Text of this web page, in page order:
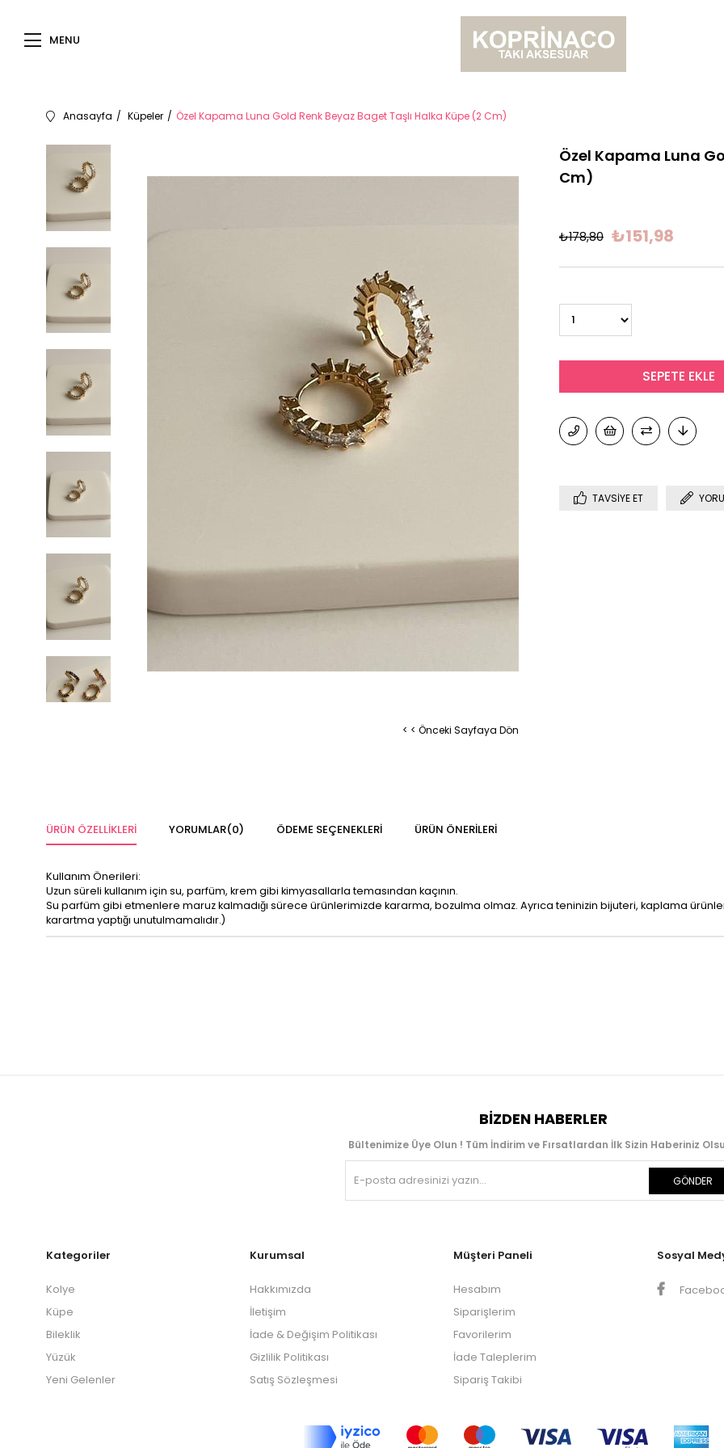
MENU
Anasayfa Küpeler Özel Kapama Luna Gold Renk Beyaz Baget Taşlı Halka Küpe (2 Cm)
< < Önceki Sayfaya Dön
Özel Kapama Luna
Cm)
₺178,80 ₺151,98
TAVSIYE ET
ÜRÜN ÖZELLIKLERI YORUMLAR(0) ÖDEME SEÇENEKLERI ÜRÜN ÖNERILERI
Kullanım Önerileri:
Uzun süreli kullanım için su, parfüm, krem gibi kimyasallarla temasından kaçının.
Su parfüm gibi etmenlere maruz kalmadığı sürece ürünlerimizde kararma, bozulma olmaz. Ayrıca teninizin bijuteri, kaplama
karartma yaptığı unutulmamalıdır.)
BIZDEN HABERLER
Bültenimize Üye Olun ! Tüm İndirim ve Fırsatlardan İlk Sizin Haberiniz
GÖNDER
Kategoriler
Kolye
Küpe
Bileklik
Yüzük
Yeni Gelenler
Kurumsal
Hakkımızda
İletişim
İade & Değişim Politikası
Gizlilik Politikası
Satış Sözleşmesi
Müşteri Paneli
Hesabım
Siparişlerim
Favorilerim
İade Taleplerim
Sipariş Takibi
Sosyal